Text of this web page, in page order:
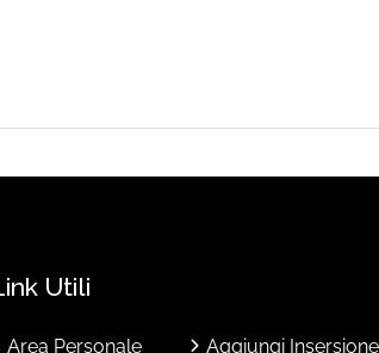
Utili
Area Personale Aggiungi Insersione